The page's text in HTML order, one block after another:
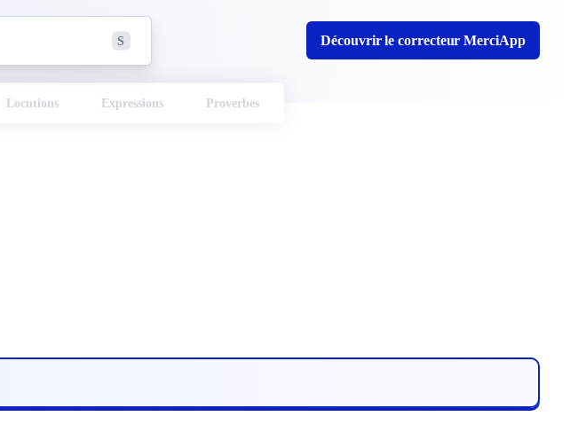
S Découvrir le correcteur MerciApp
Locutions Expressions Proverbes